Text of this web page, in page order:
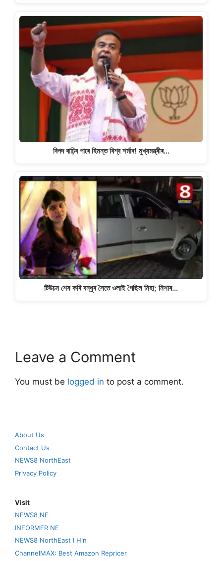
বিপদ বাঢ়িব পাৰে হিমন্ত বিশ্ব শৰ্মাৰ! মুখ্যমন্ত্ৰীৰ…
টিউচন শেষ কৰি বন্ধুৰ সৈতে ওলাই গৈছিল নিহা; নিশাৰ…
Leave a Comment
You must be logged in to post a comment.
About Us
Contact Us
NEWS8 NorthEast
Privacy Policy
Visit
NEWS8 NE
INFORMER NE
NEWS8 NorthEast I Hin
ChannelMAX: Best Amazon Repricer